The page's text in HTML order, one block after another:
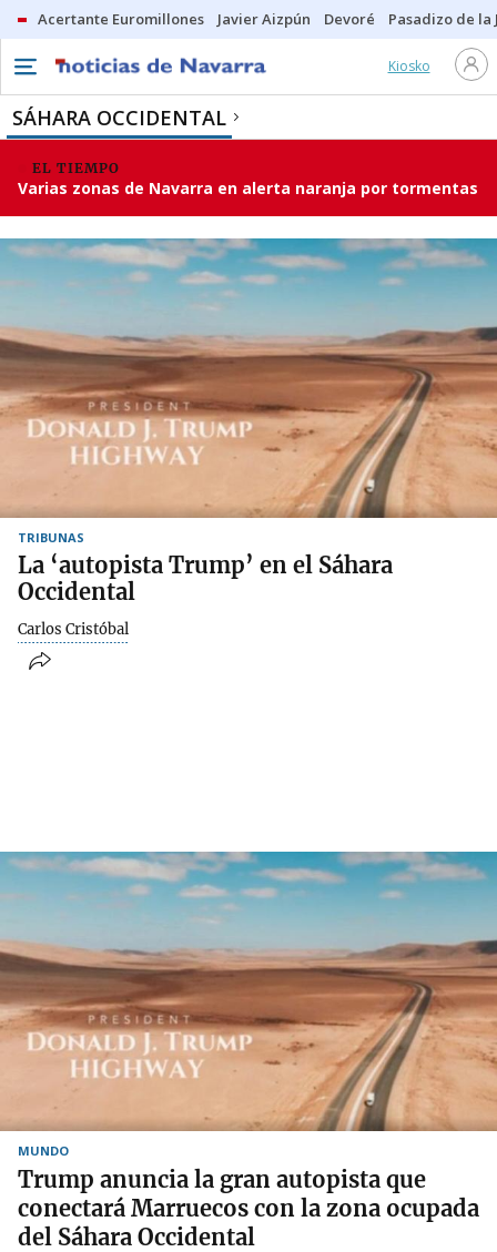
Acertante Euromillones Javier Aizpún Devoré Pasadizo de la
Kiosko
SÁHARA OCCIDENTAL
EL TIEMPO
Varias zonas de Navarra en alerta naranja por tormentas
TRIBUNAS
La ‘autopista Trump’ en el Sáhara
Occidental
Carlos Cristóbal
MUNDO
Trump anuncia la gran autopista que
conectará Marruecos con la zona ocupada
del Sáhara Occidental